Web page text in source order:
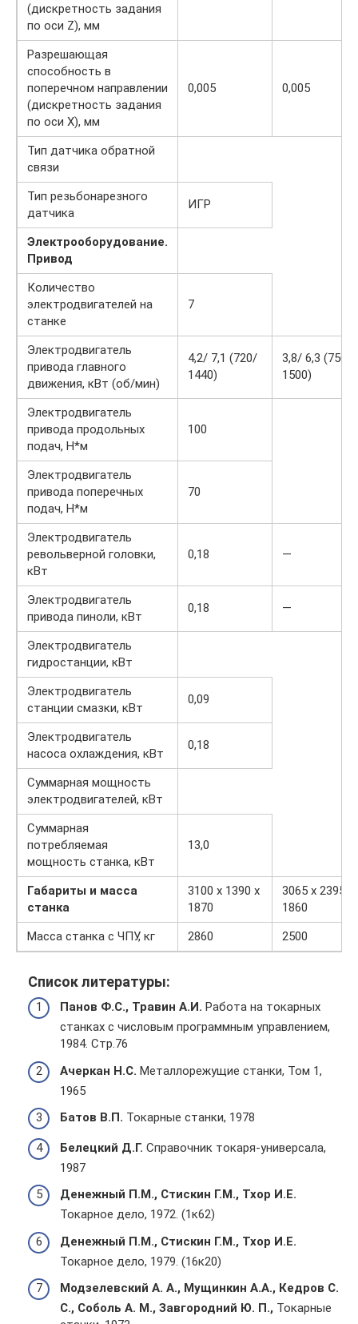
(дискретность задания
по оси Z), мм
Разрешающая
способность в
поперечном направлении
(дискретность задания
по оси X), мм
0,005 0,005
Тип датчика обратной
связи
Тип резьбонарезного
датчика
ИГР
Электрооборудование.
Привод
Количество
электродвигателей на
станке
7
Электродвигатель
привода главного
движения, кВт (об/мин)
4,2/ 7,1 (720/
1440)
3,8/ 6,3 (750/
1500)
Электродвигатель
привода продольных
подач, Н*м
100
Электродвигатель
привода поперечных
подач, Н*м
70
Электродвигатель
револьверной головки,
кВт
0,18 —
Электродвигатель
привода пиноли, кВт
0,18 —
Электродвигатель
гидростанции, кВт
Электродвигатель
станции смазки, кВт
0,09
Электродвигатель
насоса охлаждения, кВт
0,18
Суммарная мощность
электродвигателей, кВт
Суммарная
потребляемая
мощность станка, кВт
13,0
Габариты и масса
станка
3100 х 1390 х
1870
3065 х 2395 х
1860
Масса станка с ЧПУ, кг
2860 2500
Список литературы:
Панов Ф.С., Травин А.И. Работа на токарных
станках с числовым программным управлением,
1984. Стр.76
Ачеркан Н.С. Металлорежущие станки, Том 1,
1965
Батов В.П. Токарные станки, 1978
Белецкий Д.Г. Справочник токаря-универсала,
1987
Денежный П.М., Стискин Г.М., Тхор И.Е.
Токарное дело, 1972. (1к62)
Денежный П.М., Стискин Г.М., Тхор И.Е.
Токарное дело, 1979. (16к20)
Модзелевский А. А., Мущинкин А.А., Кедров С.
С., Соболь А. М., Завгородний Ю. П., Токарные